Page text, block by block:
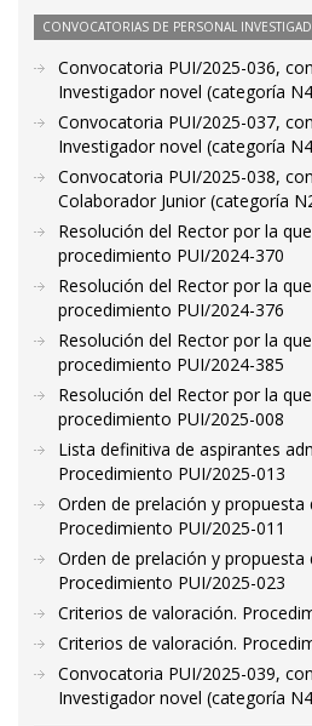
CONVOCATORIAS DE PERSONAL
Convocatoria PUI/2025-036,
Investigador novel (categoría
Convocatoria PUI/2025-037,
Investigador novel (categoría
Convocatoria PUI/2025-038,
Colaborador Junior (categoría
Resolución del Rector por la
procedimiento PUI/2024-370
Resolución del Rector por la
procedimiento PUI/2024-376
Resolución del Rector por la
procedimiento PUI/2024-385
Resolución del Rector por la
procedimiento PUI/2025-008
Lista definitiva de aspirantes
Procedimiento PUI/2025-013
Orden de prelación y propuesta
Procedimiento PUI/2025-011
Orden de prelación y propuesta
Procedimiento PUI/2025-023
Criterios de valoración.
Criterios de valoración.
Convocatoria PUI/2025-039,
Investigador novel (categoría